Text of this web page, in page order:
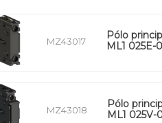
MZ43017
Pólo
ML1 025E-
MZ43018
Pólo
ML1 025V-